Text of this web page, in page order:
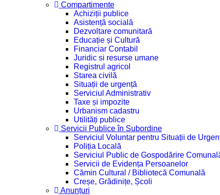
Compartimente
Achiziții publice
Asistență socială
Dezvoltare comunitară
Educație și Cultură
Financiar Contabil
Juridic si resurse umane
Registrul agricol
Starea civilă
Situații de urgență
Serviciul Administrativ
Taxe și impozite
Urbanism cadastru
Utilități publice
Servicii Publice în Subordine
Serviciul Voluntar pentru Situații de
Poliția Locală
Serviciul Public de Gospodărire
Servicii de Evidența Persoanelor
Cămin Cultural / Bibliotecă Comunală
Creșe, Grădinițe, Școli
Anunțuri